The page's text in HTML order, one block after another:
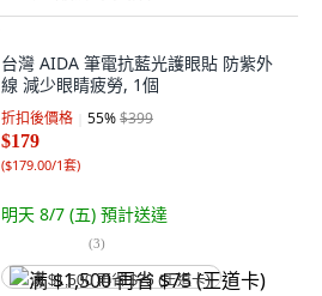
台灣 AIDA 筆電抗藍光護眼貼 防紫外
線 減少眼睛疲勞, 1個
折扣後價格 55%$399
$179
($179.00/1套)
明天 8/7 (五) 預計送達
(3)
满 $1,500 再省 $75 (王道卡)